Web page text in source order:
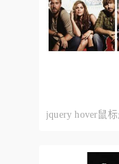
jquery hover鼠